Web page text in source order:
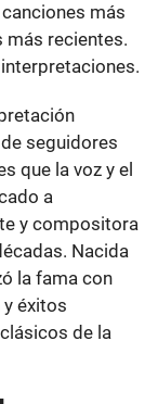
más
más recientes.
seguidores
que la voz y el
a
y compositora
Nacida
la fama con
éxitos
de la